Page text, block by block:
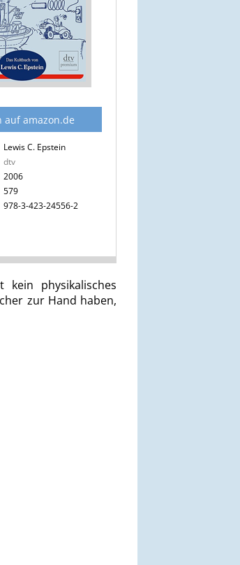
Lewis C. Epstein
dtv
2006
579
978-3-423-24556-2
physikalisches
zur Hand haben,